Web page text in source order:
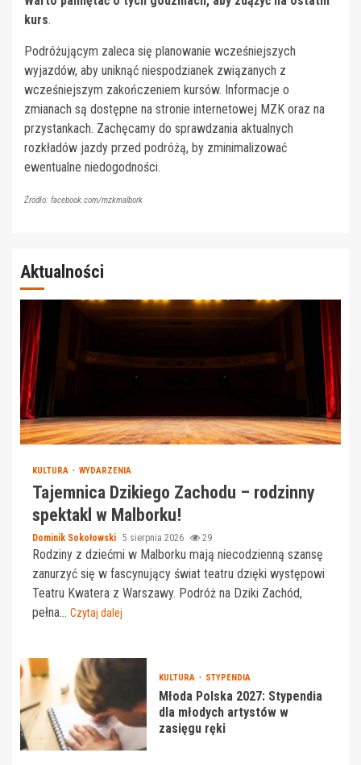
kurs.
Podróżującym zaleca się planowanie wcześniejszych
wyjazdów, aby uniknąć niespodzianek związanych z
wcześniejszym zakończeniem kursów. Informacje o
zmianach są dostępne na stronie internetowej MZK oraz na
przystankach. Zachęcamy do sprawdzania aktualnych
rozkładów jazdy przed podróżą, by zminimalizować
ewentualne niedogodności.
Źródło: facebook.com/mzkmalbork
Aktualności
KULTURA WYDARZENIA
Tajemnica Dzikiego Zachodu – rodzinny
spektakl w Malborku!
Dominik Sokołowski 5 sierpnia 2026 29
Rodziny z dziećmi w Malborku mają niecodzienną szansę
zanurzyć się w fascynujący świat teatru dzięki występowi
Teatru Kwatera z Warszawy. Podróż na Dziki Zachód,
pełna... Czytaj dalej
KULTURA STYPENDIA
Młoda Polska 2027: Stypendia
dla młodych artystów w
zasięgu ręki